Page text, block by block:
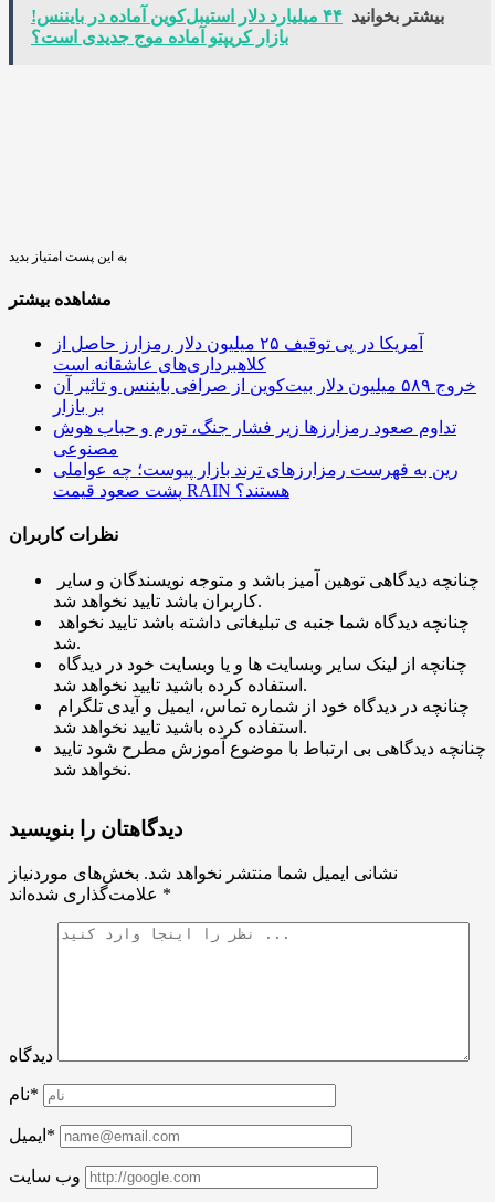
بیشتر بخوانید
۴۴ میلیارد دلار استیبل‌کوین آماده در بایننس!
بازار کریپتو آماده موج جدیدی است؟
به این پست امتیاز بدید
مشاهده بیشتر
آمریکا در پی توقیف ۲۵ میلیون دلار رمزارز حاصل از
کلاهبرداری‌های عاشقانه است
خروج ۵۸۹ میلیون دلار بیت‌کوین از صرافی بایننس و تاثیر آن
بر بازار
تداوم صعود رمزارزها زیر فشار جنگ، تورم و حباب هوش
مصنوعی
رین به فهرست رمزارزهای ترند بازار پیوست؛ چه عواملی
پشت صعود قیمت RAIN هستند؟
نظرات کاربران
کاربران باشد تایید نخواهد شد.
شد.
استفاده کرده باشید تایید نخواهد شد.
استفاده کرده باشید تایید نخواهد شد.
چنانچه دیدگاهی بی ارتباط با موضوع آموزش مطرح شود تایید
نخواهد شد.
دیدگاهتان را بنویسید
نشانی ایمیل شما منتشر نخواهد شد. بخش‌های موردنیاز
*
دیدگاه
نام*
ایمیل*
وب سایت